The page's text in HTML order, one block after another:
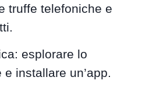
truffe telefoniche e
esplorare lo
installare un’app.